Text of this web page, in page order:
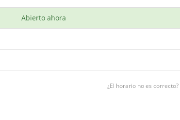
Abierto ahora
¿El horario no es correcto?